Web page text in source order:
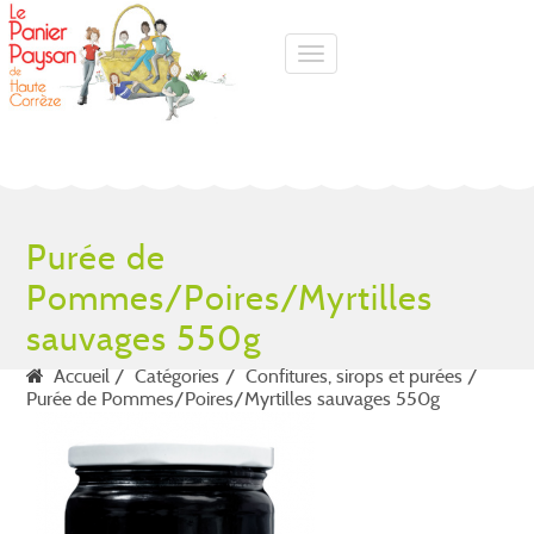
Toggle navigation
Purée de
Pommes/Poires/Myrtilles
sauvages 550g
Accueil Catégories
Confitures, sirops et purées
Purée de Pommes/Poires/Myrtilles sauvages 550g